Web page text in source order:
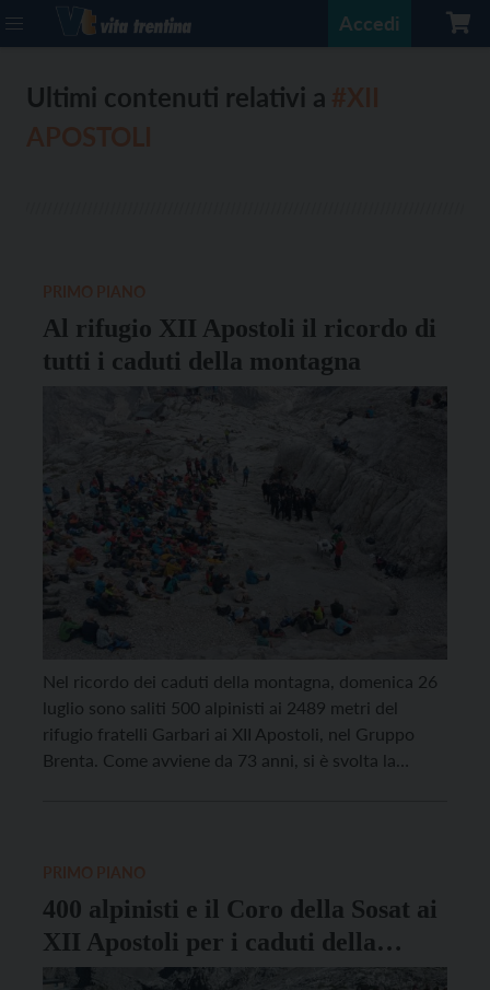
Accedi
Ultimi contenuti relativi a
Al rifugio XII Apostoli il ricordo di
tutti i caduti della montagna
Nel ricordo dei caduti della montagna, domenica 26
luglio sono saliti 500 alpinisti ai 2489 metri del
rifugio fratelli Garbari ai XII Apostoli, nel Gruppo
Brenta. Come avviene da 73 anni, si è svolta la
400 alpinisti e il Coro della Sosat ai
XII Apostoli per i caduti della
montagna